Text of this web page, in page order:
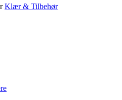
Klær & Tilbehør